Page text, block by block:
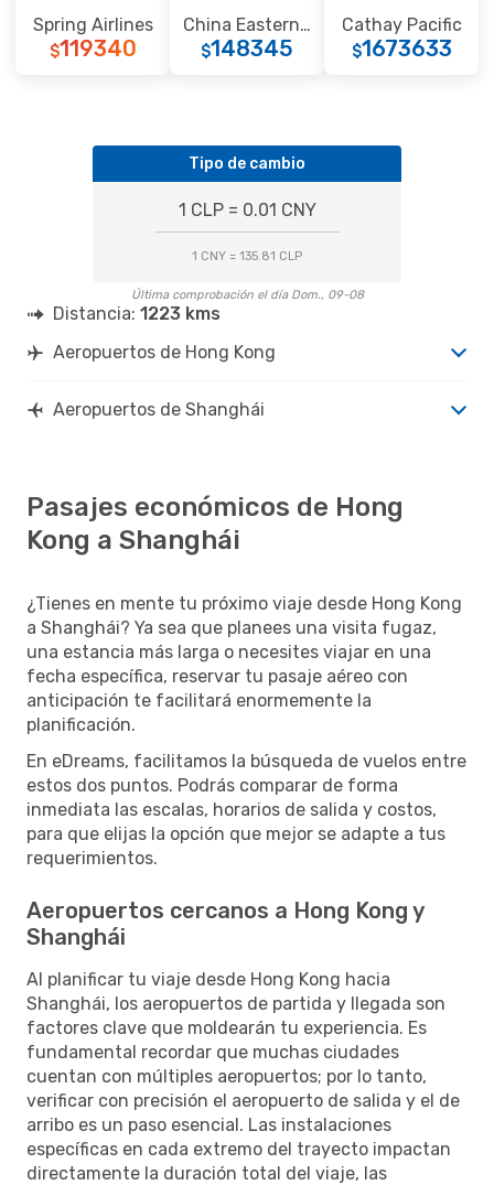
Spring Airlines
119340
$
China Eastern Airlines
148345
$
Cathay Pacific
1673633
$
Tipo de cambio
1 CLP = 0.01 CNY
1 CNY = 135.81 CLP
Última comprobación el día Dom., 09-08
Distancia: 1223 kms
Aeropuertos de Hong Kong
Aeropuertos de Shanghái
Pasajes económicos de Hong
Kong a Shanghái
¿Tienes en mente tu próximo viaje desde Hong Kong
a Shanghái? Ya sea que planees una visita fugaz,
una estancia más larga o necesites viajar en una
fecha específica, reservar tu pasaje aéreo con
anticipación te facilitará enormemente la
planificación.
En eDreams, facilitamos la búsqueda de vuelos entre
estos dos puntos. Podrás comparar de forma
inmediata las escalas, horarios de salida y costos,
para que elijas la opción que mejor se adapte a tus
requerimientos.
Aeropuertos cercanos a Hong Kong y
Shanghái
Al planificar tu viaje desde Hong Kong hacia
Shanghái, los aeropuertos de partida y llegada son
factores clave que moldearán tu experiencia. Es
fundamental recordar que muchas ciudades
cuentan con múltiples aeropuertos; por lo tanto,
verificar con precisión el aeropuerto de salida y el de
arribo es un paso esencial. Las instalaciones
específicas en cada extremo del trayecto impactan
directamente la duración total del viaje, las